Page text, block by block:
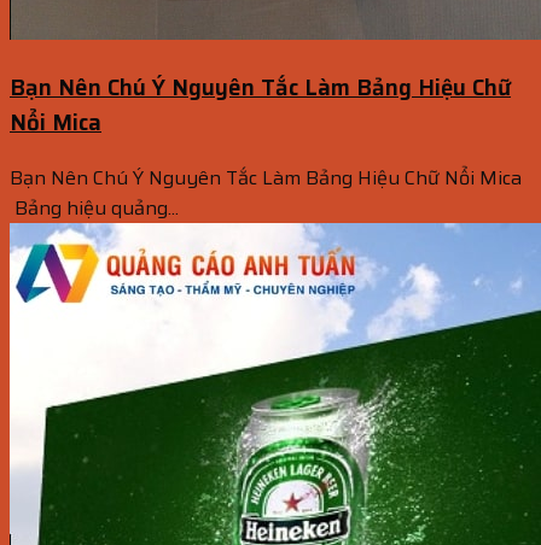
Bạn Nên Chú Ý Nguyên Tắc Làm Bảng Hiệu Chữ
Nổi Mica
Bạn Nên Chú Ý Nguyên Tắc Làm Bảng Hiệu Chữ Nổi Mica
Bảng hiệu quảng...